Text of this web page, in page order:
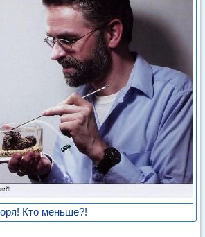
Кто меньше?!